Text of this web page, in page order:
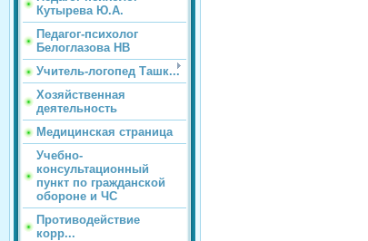
Кутырева Ю.А.
Педагог-психолог
Белоглазова НВ
Учитель-логопед Ташк...
Хозяйственная
деятельность
Медицинская страница
Учебно-
консультационный
пункт по гражданской
обороне и ЧС
Противодействие
корр...